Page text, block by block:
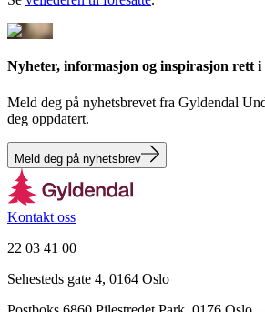
Nyheter, informasjon og inspirasjon rett i
Meld deg på nyhetsbrevet fra Gyldendal
deg oppdatert.
Meld deg på nyhetsbrev
Kontakt oss
22 03 41 00
Sehesteds gate 4, 0164 Oslo